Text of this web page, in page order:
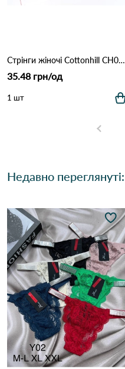
Стрінги жіночі Cottonhill CH0610 Марсала
35.48 грн/од
1 шт
Недавно переглянуті: